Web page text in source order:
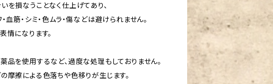
を損なうことなく仕上げてあり、
血筋・シミ・色ムラ・傷などは避けられません。
情になります。
品を使用するなど、過度な処理もしておりません。
摩擦による色落ちや色移りが生じます。